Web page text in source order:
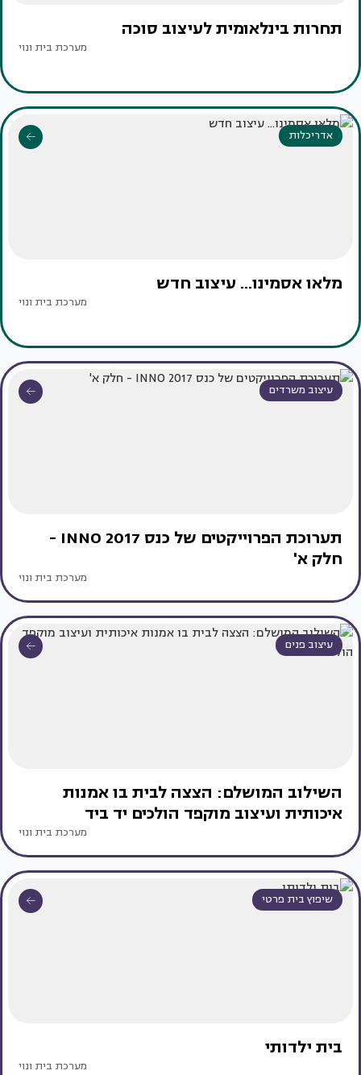
תחרות בינלאומית לעיצוב סוכה
מערכת בית ונוי
אדריכלות
מלאו אסמינו... עיצוב חדש
מערכת בית ונוי
עיצוב משרדים
תערוכת הפרוייקטים של כנס INNO 2017 -
חלק א'
מערכת בית ונוי
עיצוב פנים
השילוב המושלם: הצצה לבית בו אמנות
איכותית ועיצוב מוקפד הולכים יד ביד
מערכת בית ונוי
שיפוץ בית פרטי
בית ילדותי
מערכת בית ונוי